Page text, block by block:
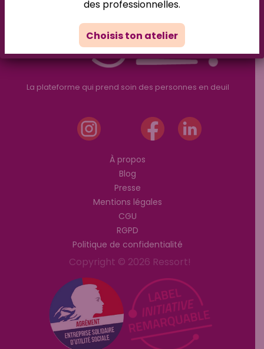
La plateforme qui prend soin des personnes en deuil
À propos
Blog
Presse
Mentions légales
CGU
RGPD
Politique de confidentialité
Copyright © 2026 Ressort!
des professionnelles.
Choisis ton atelier